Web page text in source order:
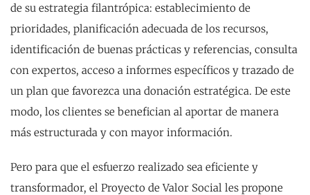
de su estrategia filantrópica: establecimiento de
prioridades, planificación adecuada de los recursos,
identificación de buenas prácticas y referencias, consulta
con expertos, acceso a informes específicos y trazado de
un plan que favorezca una donación estratégica. De este
modo, los clientes se benefician al aportar de manera
más estructurada y con mayor información.
Pero para que el esfuerzo realizado sea eficiente y
transformador, el Proyecto de Valor Social les propone